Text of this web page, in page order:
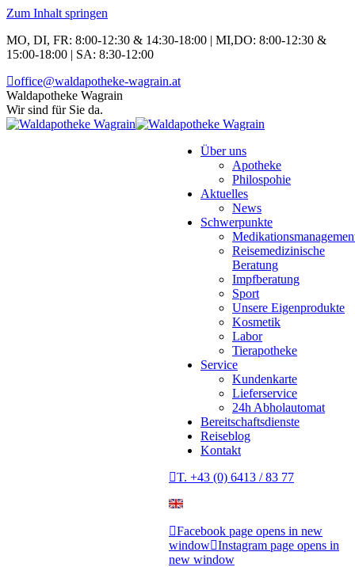
Zum Inhalt springen
MO, DI, FR: 8:00-12:30 & 14:30-18:00 | MI,DO: 8:00-12:30 &
15:00-18:00 | SA: 8:30-12:00
office@waldapotheke-wagrain.at
Waldapotheke Wagrain
Wir sind für Sie da.
Über uns
Apotheke
Philospohie
Aktuelles
News
Schwerpunkte
Reisemedizinische
Beratung
Impfberatung
Sport
Unsere Eigenprodukte
Kosmetik
Labor
Tierapotheke
Service
Kundenkarte
Lieferservice
24h Abholautomat
Bereitschaftsdienste
Reiseblog
Kontakt
T. +43 (0) 6413 / 83 77
Facebook page opens in new
window Instagram page opens in
new window